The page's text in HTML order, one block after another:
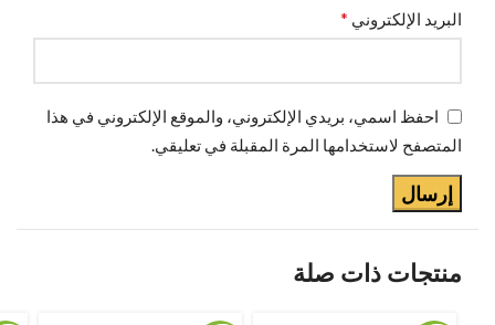
البريد الإلكتروني *
احفظ اسمي، بريدي الإلكتروني، والموقع الإلكتروني في هذا
المتصفح لاستخدامها المرة المقبلة في تعليقي.
منتجات ذات صلة